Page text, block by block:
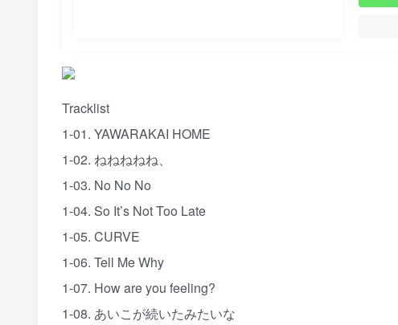
Tracklist
1-01. YAWARAKAI HOME
1-02. ねねねねね、
1-03. No No No
1-04. So It’s Not Too Late
1-05. CURVE
1-06. Tell Me Why
1-07. How are you feeling?
1-08. あいこが続いたみたいな